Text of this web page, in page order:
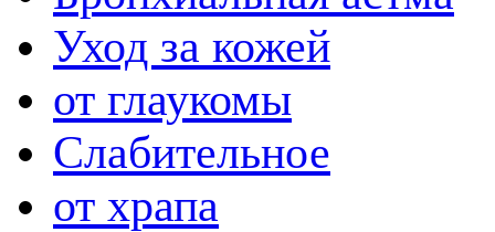
Уход за кожей
от глаукомы
Слабительное
от храпа